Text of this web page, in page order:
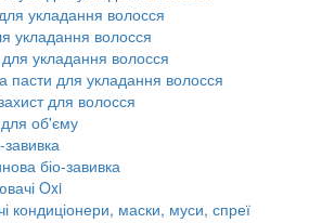
укладання волосся
укладання волосся
укладання волосся
пасти для укладання волосся
для волосся
об'єму
біо-завивка
Oxi
кондиціонери, маски, муси, спреї